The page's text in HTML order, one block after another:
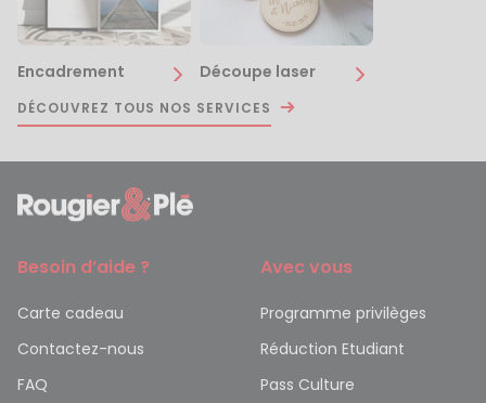
Encadrement Découpe laser
DÉCOUVREZ TOUS NOS SERVICES
Besoin d’aide ?
Carte cadeau
Contactez-nous
FAQ
Avec vous
Programme privilèges
Réduction Etudiant
Pass Culture